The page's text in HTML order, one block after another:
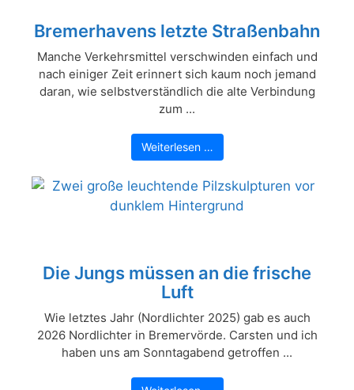
Bremerhavens letzte Straßenbahn
Manche Verkehrsmittel verschwinden einfach und
nach einiger Zeit erinnert sich kaum noch jemand
daran, wie selbstverständlich die alte Verbindung
zum ...
Weiterlesen …
Die Jungs müssen an die frische
Luft
Wie letztes Jahr (Nordlichter 2025) gab es auch
2026 Nordlichter in Bremervörde. Carsten und ich
haben uns am Sonntagabend getroffen ...